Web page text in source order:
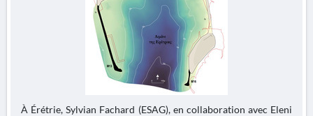
À Érétrie, Sylvian Fachard (ESAG), en collaboration avec Eleni